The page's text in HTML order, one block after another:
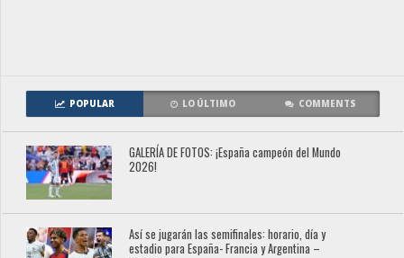
POPULAR LO ÚLTIMO COMMENTS
GALERÍA DE FOTOS: ¡España campeón del Mundo
2026!
Así se jugarán las semifinales: horario, día y
estadio para España- Francia y Argentina –